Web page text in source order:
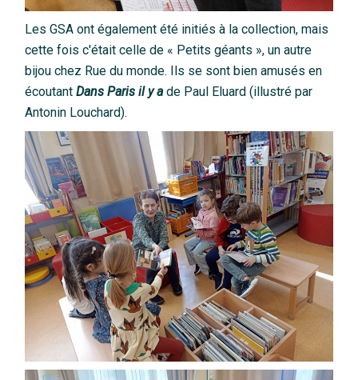
Les GSA ont également été initiés à la collection, mais
cette fois c'était celle de « Petits géants », un autre
bijou chez Rue du monde. Ils se sont bien amusés en
écoutantDans Paris il y ade Paul Eluard (illustré par
Antonin Louchard).